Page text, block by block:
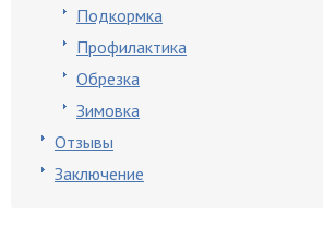
Подкормка
Профилактика
Обрезка
Зимовка
Отзывы
Заключение